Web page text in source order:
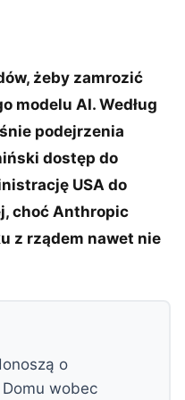
żeby zamrozić
modelu AI. Według
podejrzenia
dostęp do
USA do
choć Anthropic
z rządem nawet nie
o
Domu wobec